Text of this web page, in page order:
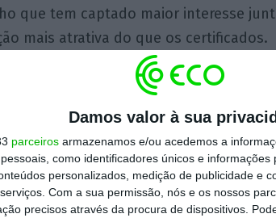
Damos valor à sua
parceiros armazenamos e/ou acedemos a
como identificadores únicos e
personalizados, medição de publicidade e
Com a sua permissão, nós e os nossos
precisos através da procura de dispositivos.
que tem captado maior interesse
mais atrativa do que os certificados.
do Estado, Portugal conta fazer
Obrigações do Tesouroem
Ambas as rubricas darão
e 7.074 milhões.
em 2019